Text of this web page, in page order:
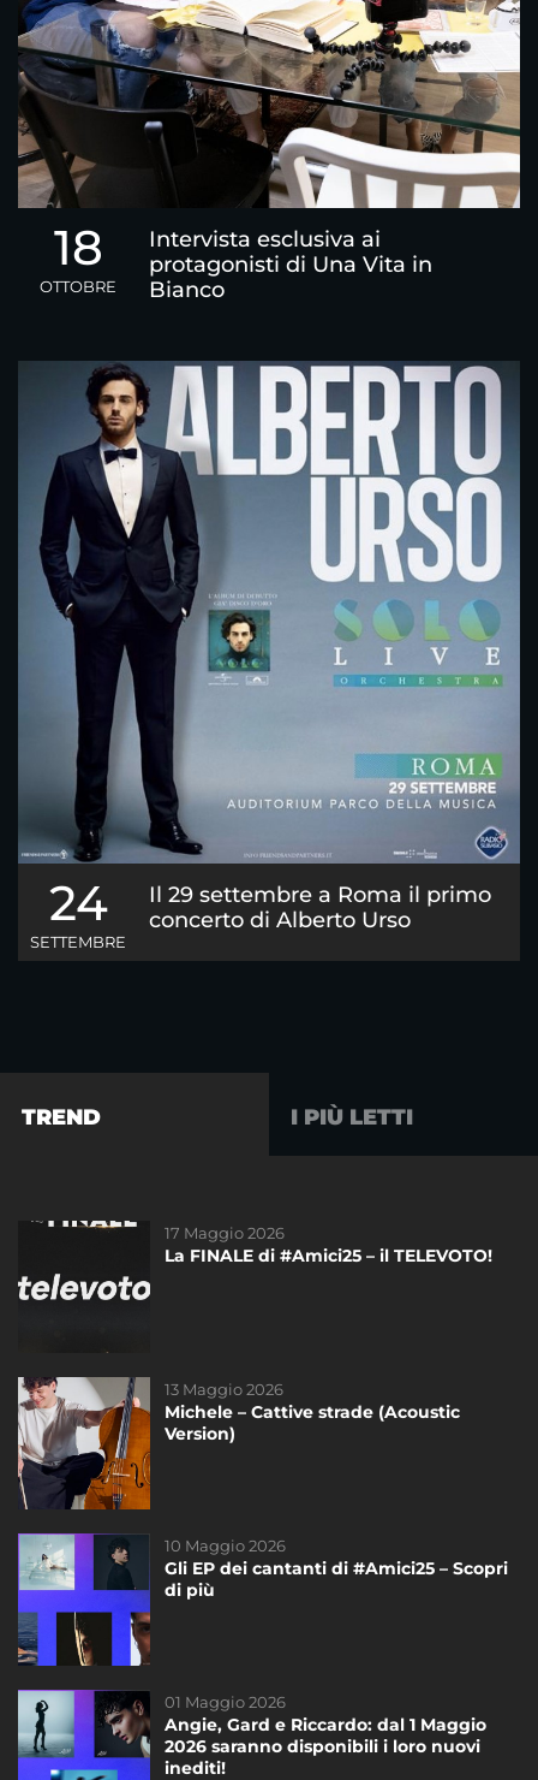
18
OTTOBRE
Intervista esclusiva ai
protagonisti di Una Vita in
Bianco
24
SETTEMBRE
Il 29 settembre a Roma il primo
concerto di Alberto Urso
TREND I PIÙ LETTI
17 Maggio 2026
La FINALE di #Amici25 – il TELEVOTO!
13 Maggio 2026
Michele – Cattive strade (Acoustic
Version)
10 Maggio 2026
Gli EP dei cantanti di #Amici25 – Scopri
di più
01 Maggio 2026
Angie, Gard e Riccardo: dal 1 Maggio
2026 saranno disponibili i loro nuovi
inediti!
01 Giugno 2023
L’11 Giugno 2023 il concerto esclusivo dei
14 Novembre 2020
Freddy è sponsor tecnico di #Amici20!
27 Gennaio 2026
I nuovi inediti dei cantanti di #Amici25:
ascoltali ora!
23 Gennaio 2019
Testo dell’inedito di Giordana Angi
“Casa”